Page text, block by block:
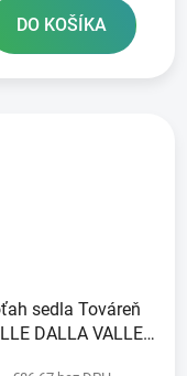
DO KOŠÍKA
sedla Továreň
DALLA VALLE